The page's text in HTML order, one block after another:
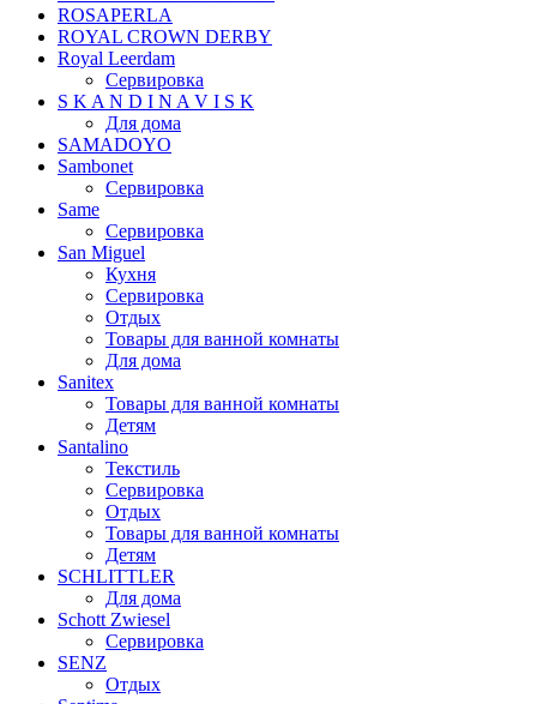
ROSAPERLA
ROYAL CROWN DERBY
Royal Leerdam
Сервировка
S K A N D I N A V I S K
Для дома
SAMADOYO
Sambonet
Сервировка
Same
Сервировка
San Miguel
Кухня
Сервировка
Отдых
Товары для ванной комнаты
Для дома
Sanitex
Товары для ванной комнаты
Детям
Santalino
Текстиль
Сервировка
Отдых
Товары для ванной комнаты
Детям
SCHLITTLER
Для дома
Schott Zwiesel
Сервировка
SENZ
Отдых